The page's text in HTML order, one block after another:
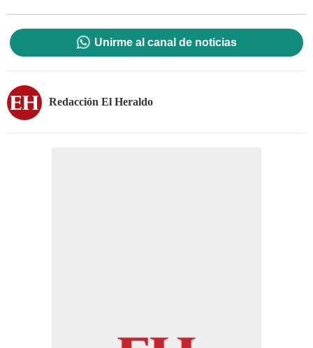
Unirme al canal de noticias
Redacción El Heraldo